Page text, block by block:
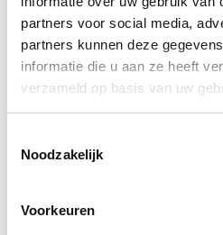
partners voor social media,
partners kunnen deze
informatie die u aan ze heeft
verzameld op basis van uw
Noodzakelijk
Voorkeuren
Häufig zusammen